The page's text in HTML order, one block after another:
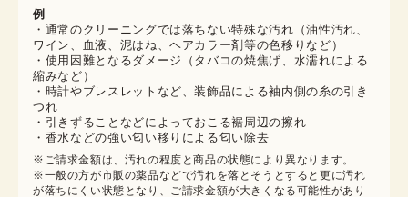
例
・通常のクリーニングでは落ちない特殊な汚れ（油性汚れ、
ワイン、血液、泥はね、ヘアカラー剤等の色移りなど）
・使用困難となるダメージ（タバコの焼焦げ、水濡れによる
縮みなど）
・時計やブレスレットなど、装飾品による袖内側の糸の引き
つれ
・引きずることなどによっておこる裾周辺の擦れ
・香水などの強い匂い移りによる匂い除去
※ご請求金額は、汚れの程度と商品の状態により異なります。
※一般の方が市販の薬品などで汚れを落とそうとすると更に汚れ
が落ちにくい状態となり、ご請求金額が大きくなる可能性があり